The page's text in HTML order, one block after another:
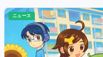
ニュース